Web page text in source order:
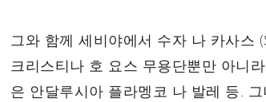
그와 함께 세비야에서 수자 나 카사스
크리스티나 호 요스 무용단뿐만 아니
은 안달루시아 플라멩코 나 발레 등.